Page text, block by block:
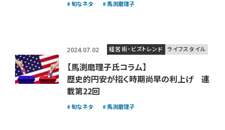
旬なネタ 馬渕磨理子
2024.07.02 経営術・ビズトレンド ライフスタイル
【馬渕磨理子氏コラム】
歴史的円安が招く時期尚早の利上げ 連
載第22回
旬なネタ 馬渕磨理子